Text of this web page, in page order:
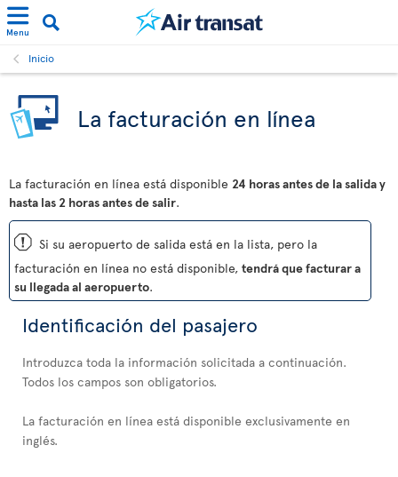
Menu
Inicio
La facturación en línea
La facturación en línea está disponible 24 horas antes de la salida y
hasta las 2 horas antes de salir.
ü Si su aeropuerto de salida está en la lista, pero la
facturación en línea no está disponible, tendrá que facturar a
su llegada al aeropuerto.
Identificación del pasajero
Introduzca toda la información solicitada a continuación.
Todos los campos son obligatorios.
La facturación en línea está disponible exclusivamente en
inglés.